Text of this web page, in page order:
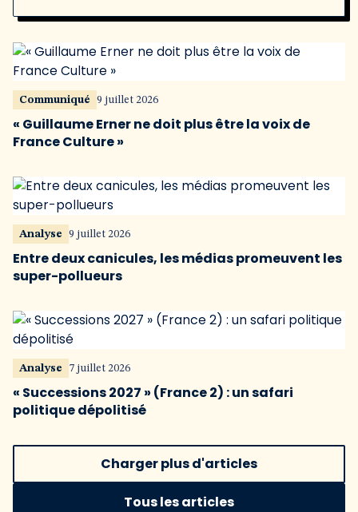
Communiqué 9 juillet 2026
« Guillaume Erner ne doit plus être la voix de
France Culture »
Analyse 9 juillet 2026
Entre deux canicules, les médias promeuvent les
super-pollueurs
Analyse 7 juillet 2026
« Successions 2027 » (France 2) : un safari
politique dépolitisé
Charger plus d'articles
Tous les articles